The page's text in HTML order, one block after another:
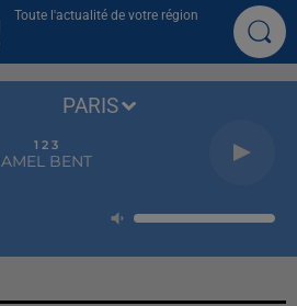
Toute l'actualité de votre région
1 2 3
AMEL BENT
PARIS